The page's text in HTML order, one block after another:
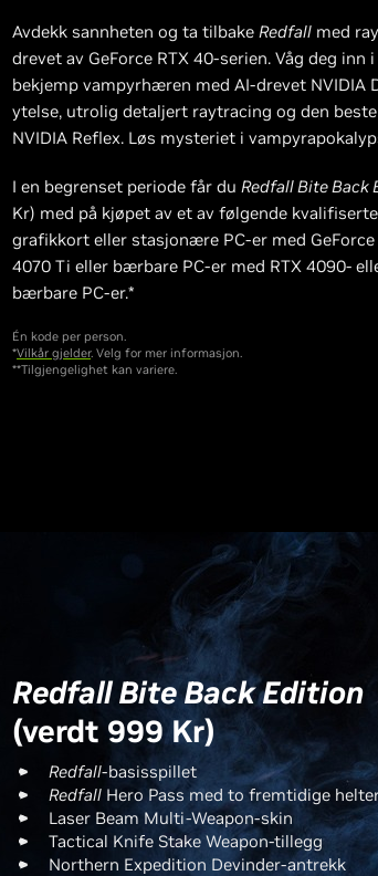
Avdekk sannheten og ta tilbake Redfall med
drevet av GeForce RTX 40-serien. Våg deg inn
bekjemp vampyrhæren med AI-drevet NVIDIA
ytelse, utrolig detaljert raytracing og den
NVIDIA Reflex. Løs mysteriet i
I en begrenset periode får du Redfall Bite Back
Kr) med på kjøpet av et av følgende
grafikkort eller stasjonære PC-er med GeForce
4070 Ti eller bærbare PC-er med RTX 4090-
bærbare PC-er.*
Én kode per person.
*Vilkår gjelder. Velg for mer informasjon.
**Tilgjengelighet kan variere.
Redfall Bite Back Edition
(verdt 999 Kr)
Redfall-basisspillet
RedfallHero Pass med to fremtidige
Laser Beam Multi-Weapon-skin
Tactical Knife Stake Weapon-tillegg
Northern Expedition Devinder-antrekk